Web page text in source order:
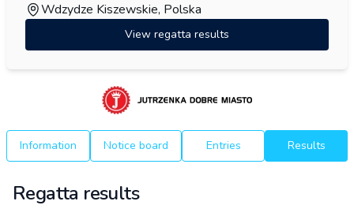
Wdzydze Kiszewskie, Polska
View regatta results
Information Notice board Entries Results
Regatta results